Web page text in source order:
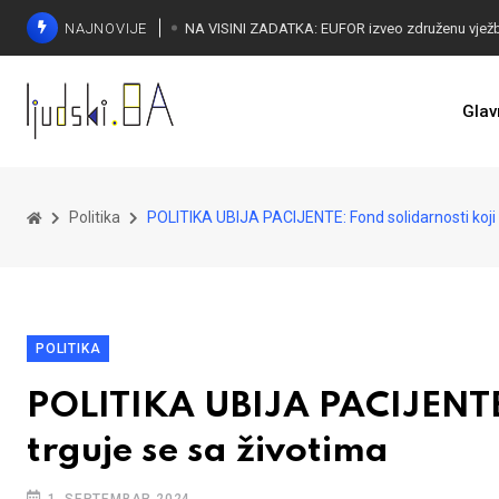
NAJNOVIJE
Politika POLITIKA UBIJA PACIJENTE: Fond solidarnosti
POLITIKA
POLITIKA UBIJA
trguje se sa životima